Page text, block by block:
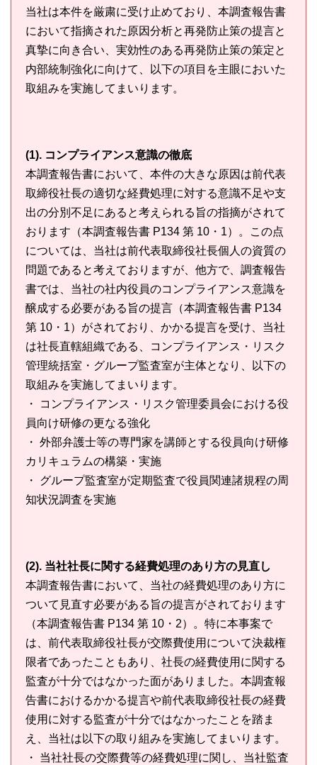
当社は本件を厳粛に受け止めており、本調査報告書
において指摘された原因分析と再発防止策の提言と
真摯に向き合い、実効性のある再発防止策の策定と
内部統制強化に向けて、以下の項目を主眼においた
取組みを実施してまいります。
(1). コンプライアンス意識の徹底
本調査報告書において、本件の大きな原因は前代表
取締役社長の適切な経費処理に対する意識不足や支
出の分別不足にあると考えられる旨の指摘がされて
おります（本調査報告書 P134 第 10・1）。この点
については、当社は前代表取締役社長個人の資質の
問題であると考えておりますが、他方で、調査報告
書では、当社の社内役員のコンプライアンス意識を
醸成する必要がある旨の提言（本調査報告書 P134
第 10・1）がされており、かかる提言を受け、当社
は社長直轄組織である、コンプライアンス・リスク
管理統括室・グループ監査室が主体となり、以下の
取組みを実施してまいります。
・ コンプライアンス・リスク管理委員会における役
員向け研修の更なる強化
・ 外部弁護士等の専門家を講師とする役員向け研修
カリキュラムの構築・実施
・ グループ監査室が定期監査で役員関連諸規程の周
知状況調査を実施
(2). 当社社長に関する経費処理のあり方の見直し
本調査報告書において、当社の経費処理のあり方に
ついて見直す必要がある旨の提言がされております
（本調査報告書 P134 第 10・2）。特に本事案で
は、前代表取締役社長が交際費使用について決裁権
限者であったこともあり、社長の経費使用に関する
監査が十分ではなかった面がありました。本調査報
告書におけるかかる提言や前代表取締役社長の経費
使用に対する監査が十分ではなかったことを踏ま
え、当社は以下の取り組みを実施してまいります。
・ 当社社長の交際費等の経費処理に関し、当社監査